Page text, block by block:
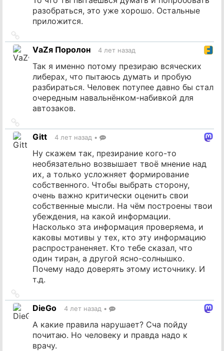
разобраться, это уже хорошо. Остальные
приложится.
на
источник
VаZя Поролон 4 лет назад
Так я именно потому презираю всяческих
либерах, что пытаюсь думать и пробую
разбираться. Человек потупее давно бы стал
очередным навальнёнком-набивкой для
автозаков.
на
источник
Gitt 4 лет назад •
Ну скажем так, презирание кого-то
необязательно возвышает твоё мнение над
их, а только усложняет формирование
собственного. Чтобы выбрать сторону,
очень важно критически оценить свои
собственные мысли. На чём построены твои
убеждения, на какой информации.
Насколько эта информация проверяема, и
каковы мотивы у тех, кто эту информацию
распространеняет. Кто тебе сказал, что
один тиран, а другой ясно-солнышко.
Почему надо доверять этому источнику. И
т.д.
на
источник
DieGo 4 лет назад •
А какие правила нарушает? Сча пойду
почитаю. Но человеку и правда надо к
врачу.